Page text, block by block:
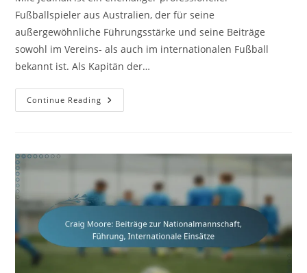
Fußballspieler aus Australien, der für seine
außergewöhnliche Führungsstärke und seine Beiträge
sowohl im Vereins- als auch im internationalen Fußball
bekannt ist. Als Kapitän der…
Continue Reading Mile
Jedinak:
Die